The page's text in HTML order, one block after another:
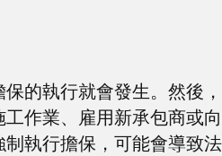
的執行就會發生。然後
作業、雇用新承包商或
執行擔保，可能會導致